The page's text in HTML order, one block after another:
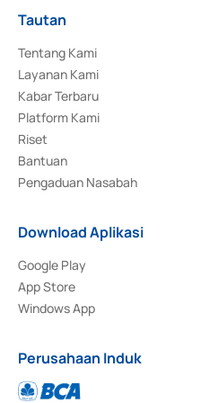
Tautan
Tentang Kami
Layanan Kami
Kabar Terbaru
Platform Kami
Riset
Bantuan
Pengaduan Nasabah
Download Aplikasi
Google Play
App Store
Windows App
Perusahaan Induk